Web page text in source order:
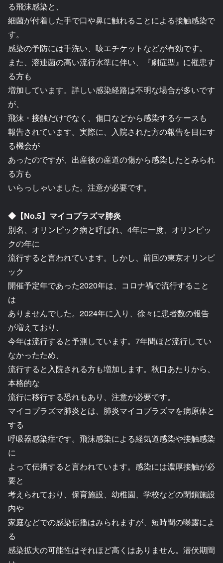
る飛沫感染と、
細菌が付着した手で口や鼻に触れることによる接触感染で
す。
感染の予防には手洗い、咳エチケットなどが有効です。
また、溶連菌の高い流行水準に伴い、『劇症型』に罹患す
る方も
増加しています。詳しい感染経路は不明な場合が多いです
が、
飛沫・接触だけでなく、傷口などから感染するケースも
報告されています。実際に、入院された方の報告を目にす
る機会が
あったのですが、出産後の産道の傷から感染したとみられ
る方も
いらっしゃいました。注意が必要です。
◆【No.5】マイコプラズマ肺炎
別名、オリンピック病と呼ばれ、4年に一度、オリンピッ
クの年に
流行すると言われています。しかし、前回の東京オリンピ
ック
開催予定年であった2020年は、コロナ禍で流行すること
は
ありませんでした。2024年に入り、徐々に患者数の報告
が増えており、
今年は流行すると予測しています。7年間ほど流行してい
なかったため、
流行すると入院される方も増加します。秋口あたりから、
本格的な
流行に移行する恐れもあり、注意が必要です。
マイコプラズマ肺炎とは、肺炎マイコプラズマを病原体と
する
呼吸器感染症です。飛沫感染による経気道感染や接触感染
に
よって伝播すると言われています。感染には濃厚接触が必
要と
考えられており、保育施設、幼稚園、学校などの閉鎖施設
内や
家庭などでの感染伝播はみられますが、短時間の曝露によ
る
感染拡大の可能性はそれほど高くはありません。潜伏期間